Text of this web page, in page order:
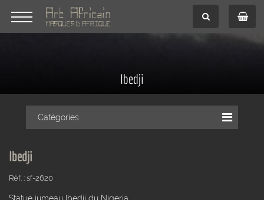
Ibedji
Catégories
Ibedji
Réf. : sf-2620